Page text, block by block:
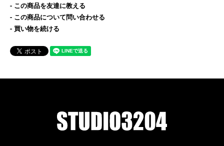
この商品を友達に教える
この商品について問い合わせる
買い物を続ける